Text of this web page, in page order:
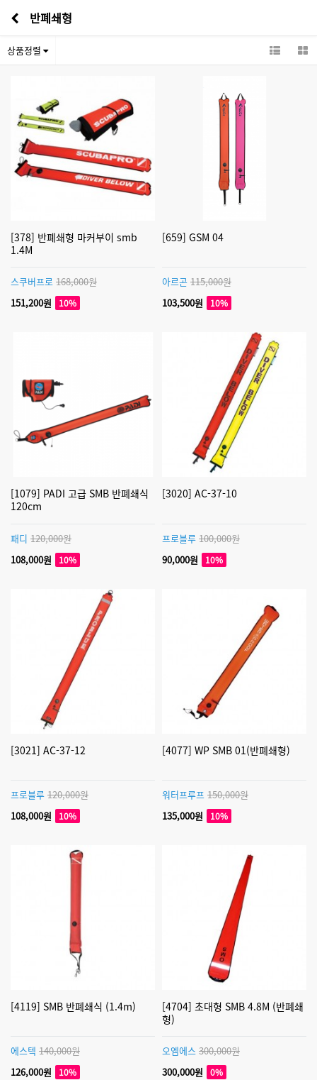
반폐쇄형
상품정렬
[378] 반폐쇄형 마커부이 smb
1.4M
스쿠버프로 168,000원
151,200원
10%
[659] GSM 04
아르곤 115,000원
103,500원
10%
[1079] PADI 고급 SMB 반폐쇄식
120cm
패디 120,000원
108,000원
10%
[3020] AC-37-10
프로블루 100,000원
90,000원
10%
[3021] AC-37-12
프로블루 120,000원
108,000원
10%
[4077] WP SMB 01(반폐쇄형)
워터프루프 150,000원
135,000원
10%
[4119] SMB 반폐쇄식 (1.4m)
에스텍 140,000원
126,000원
10%
[4704] 초대형 SMB 4.8M (반폐쇄
형)
오엠에스 300,000원
300,000원
0%